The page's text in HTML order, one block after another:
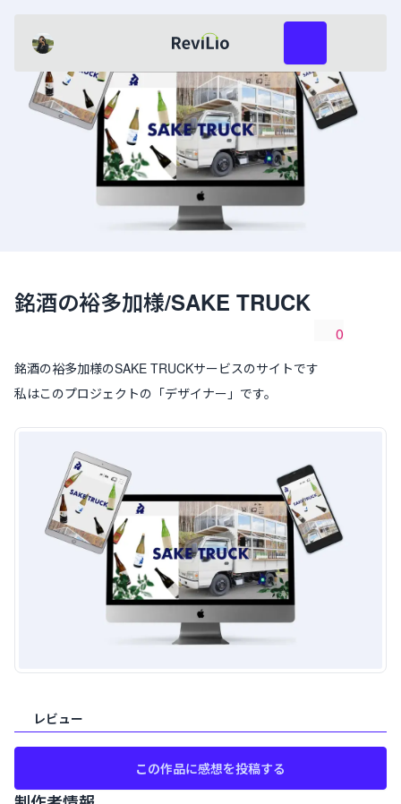
Shiori レビリオ
銘酒の裕多加様/SAKE TRUCK
0
銘酒の裕多加様のSAKE TRUCKサービスのサイトです
私はこのプロジェクトの「デザイナー 」です。
レビュー
この作品に感想を投稿する